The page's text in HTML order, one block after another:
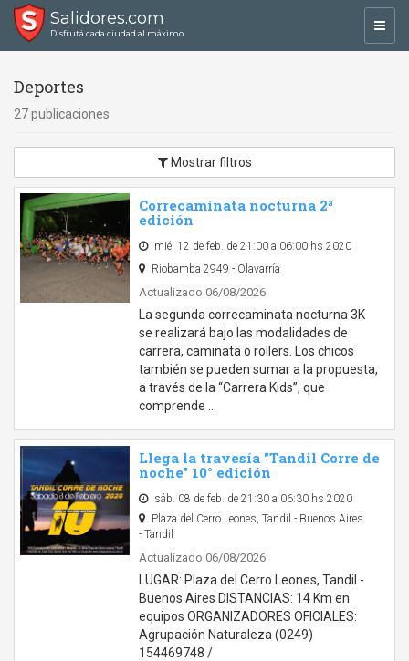
Salidores.com
Disfrutá cada ciudad al máximo
Deportes
27 publicaciones
Mostrar filtros
Correcaminata nocturna 2ª
edición
mié. 12 de feb. de 21:00 a 06:00 hs 2020
Riobamba 2949 - Olavarría
Actualizado 06/08/2026
La segunda correcaminata nocturna 3K
se realizará bajo las modalidades de
carrera, caminata o rollers. Los chicos
también se pueden sumar a la propuesta,
a través de la “Carrera Kids”, que
comprende …
Llega la travesía "Tandil Corre de
noche" 10° edición
sáb. 08 de feb. de 21:30 a 06:30 hs 2020
Plaza del Cerro Leones, Tandil - Buenos Aires
- Tandil
Actualizado 06/08/2026
LUGAR: Plaza del Cerro Leones, Tandil -
Buenos Aires DISTANCIAS: 14 Km en
equipos ORGANIZADORES OFICIALES:
Agrupación Naturaleza (0249)
154469748 /